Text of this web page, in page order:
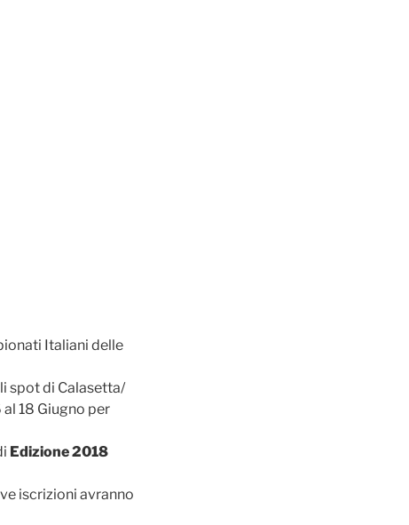
Italiani delle
spot di Calasetta/
18 Giugno per
Edizione 2018
iscrizioni avranno